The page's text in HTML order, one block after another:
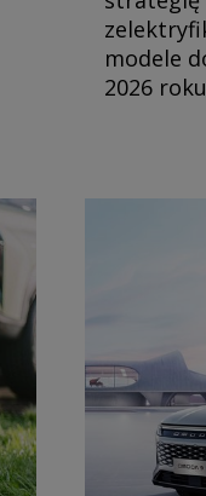
modele
2026 roku